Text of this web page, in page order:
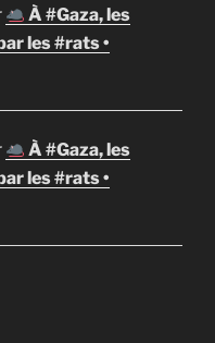
À #Gaza, les
les #rats •
À #Gaza, les
les #rats •